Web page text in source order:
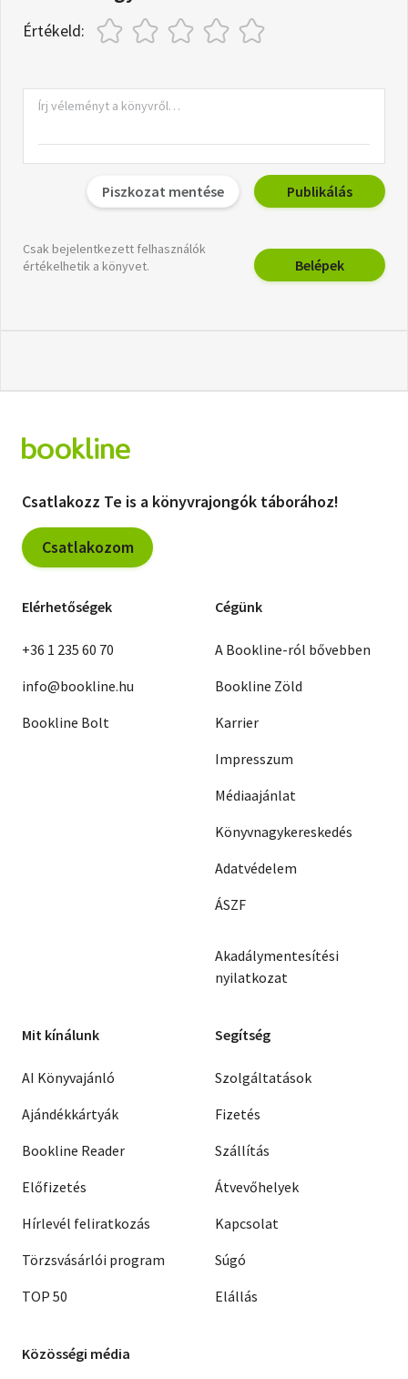
Értékeld:
Piszkozat mentése Publikálás
Csak bejelentkezett felhasználók
értékelhetik a könyvet.
Belépek
Csatlakozz Te is a könyvrajongók táborához!
Csatlakozom
Elérhetőségek
+36 1 235 60 70
info@bookline.hu
Bookline Bolt
Cégünk
A Bookline-ról bővebben
Bookline Zöld
Karrier
Impresszum
Médiaajánlat
Könyvnagykereskedés
Adatvédelem
ÁSZF
Akadálymentesítési
nyilatkozat
Mit kínálunk
AI Könyvajánló
Ajándékkártyák
Bookline Reader
Előfizetés
Hírlevél feliratkozás
Törzsvásárlói program
TOP 50
Segítség
Szolgáltatások
Fizetés
Szállítás
Átvevőhelyek
Kapcsolat
Súgó
Elállás
Közösségi média